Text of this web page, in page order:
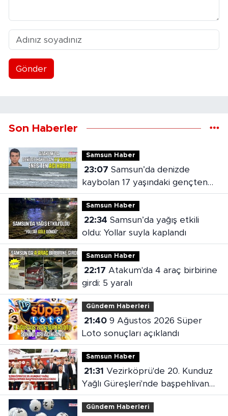
Gönder
Son Haberler
Samsun Haber
23:07
kaybolan 17 yaşındaki gençten
acı haber
Samsun Haber
22:34
oldu: Yollar suyla kaplandı
Samsun Haber
22:17
girdi: 5 yaralı
Gündem Haberleri
21:409 Ağustos 2026 Süper
Loto sonuçları açıklandı
Samsun Haber
21:31
Yağlı Güreşleri'nde başpehlivan
belli oldu
Gündem Haberleri